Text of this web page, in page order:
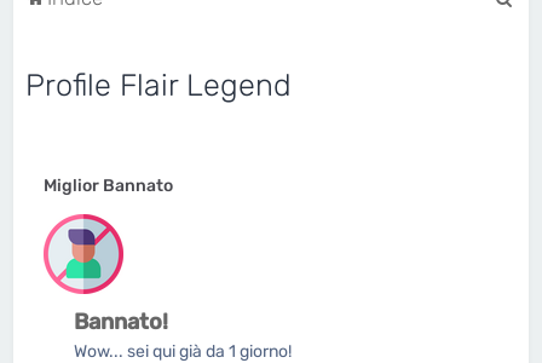
Profile Flair Legend
Miglior Bannato
Bannato!
Wow... sei qui già da 1 giorno!